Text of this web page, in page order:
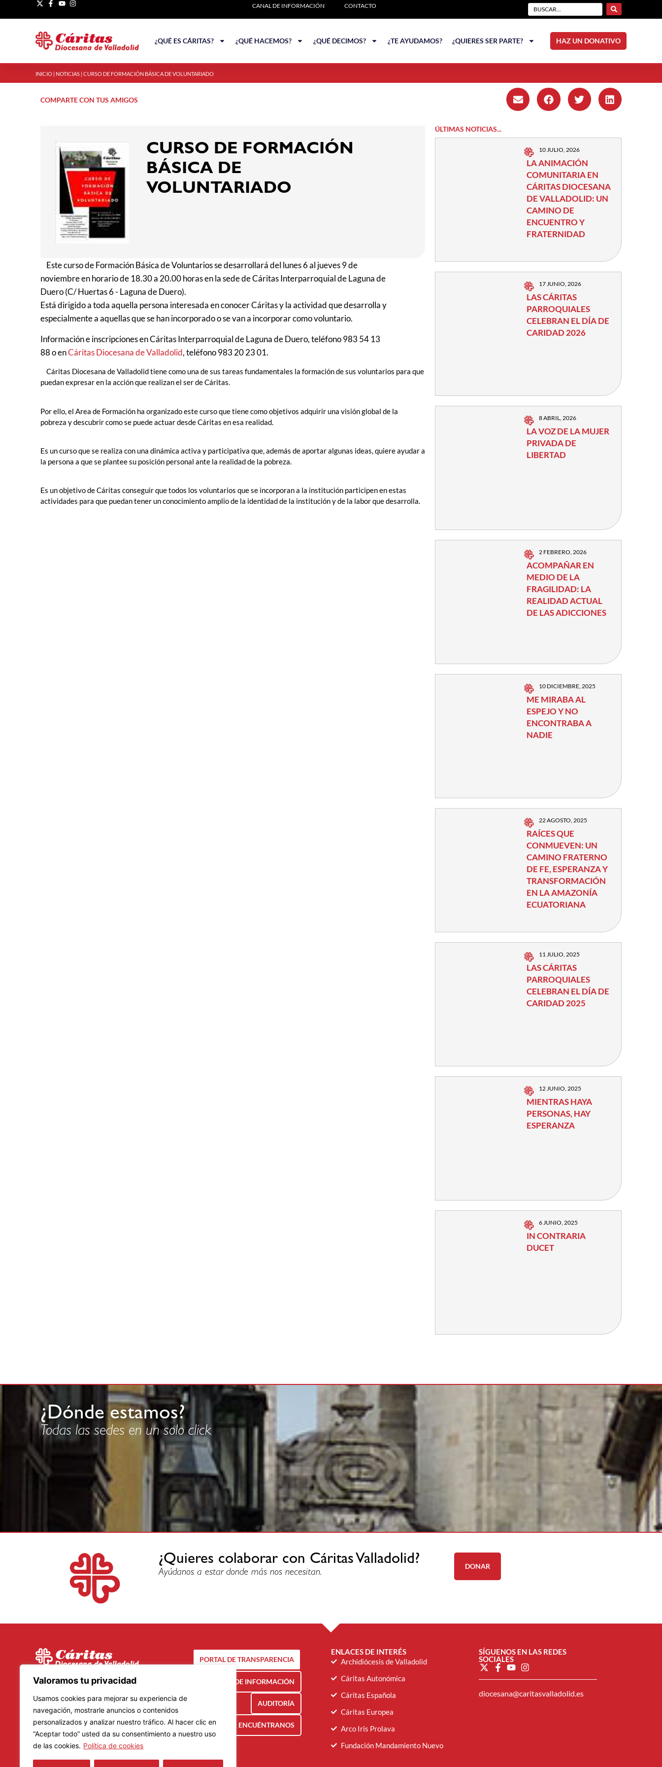
Valoramos tu privacidad
Usamos cookies para mejorar su experiencia de
navegación, mostrarle anuncios o contenidos
personalizados y analizar nuestro tráfico. Al hacer clic en
“Aceptar todo” usted da su consentimiento a nuestro uso
de las cookies. Política de cookies
CANAL DE INFORMACIÓN CONTACTO
¿QUÉ ES CÁRITAS? ¿QUÉ HACEMOS? ¿QUÉ DECIMOS? ¿TE AYUDAMOS? ¿QUIERES SER PARTE? HAZ UN DONATIVO
INICIO | NOTICIAS | CURSO DE FORMACIÓN BÁSICA DE VOLUNTARIADO
COMPARTE CON TUS AMIGOS
CURSO DE FORMACIÓN
BÁSICA DE
VOLUNTARIADO
Este curso de Formación Básica de Voluntarios se desarrollará del lunes 6 al jueves 9 de
noviembre en horario de 18.30 a 20.00 horas en la sede de Cáritas Interparroquial de Laguna de
Duero (C/ Huertas 6 - Laguna de Duero).
Está dirigido a toda aquella persona interesada en conocer Cáritas y la actividad que desarrolla y
especialmente a aquellas que se han incorporado o se van a incorporar como voluntario.
Información e inscripciones en Cáritas Interparroquial de Laguna de Duero, teléfono 983 54 13
88 o enCáritas Diocesana de Valladolid, teléfono 983 20 23 01.
Cáritas Diocesana de Valladolid tiene como una de sus tareas fundamentales la formación de sus voluntarios para que
puedan expresar en la acción que realizan el ser de Cáritas.
Por ello, el Area de Formación ha organizado este curso que tiene como objetivos adquirir una visión global de la
pobreza y descubrir como se puede actuar desde Cáritas en esa realidad.
Es un curso que se realiza con una dinámica activa y participativa que, además de aportar algunas ideas, quiere ayudar a
la persona a que se plantee su posición personal ante la realidad de la pobreza.
Es un objetivo de Cáritas conseguir que todos los voluntarios que se incorporan a la institución participen en estas
actividades para que puedan tener un conocimiento amplio de la identidad de la institución y de la labor que desarrolla.
ÚLTIMAS NOTICIAS...
10 JULIO, 2026
LA ANIMACIÓN
COMUNITARIA EN
CÁRITAS DIOCESANA
DE VALLADOLID: UN
CAMINO DE
ENCUENTRO Y
FRATERNIDAD
17 JUNIO, 2026
LAS CÁRITAS
PARROQUIALES
CELEBRAN EL DÍA DE
CARIDAD 2026
8 ABRIL, 2026
LA VOZ DE LA MUJER
PRIVADA DE
LIBERTAD
2 FEBRERO, 2026
ACOMPAÑAR EN
MEDIO DE LA
FRAGILIDAD: LA
REALIDAD ACTUAL
DE LAS ADICCIONES
10 DICIEMBRE, 2025
ME MIRABA AL
ESPEJO Y NO
ENCONTRABA A
NADIE
22 AGOSTO, 2025
RAÍCES QUE
CONMUEVEN: UN
CAMINO FRATERNO
DE FE, ESPERANZA Y
TRANSFORMACIÓN
EN LA AMAZONÍA
ECUATORIANA
11 JULIO, 2025
LAS CÁRITAS
PARROQUIALES
CELEBRAN EL DÍA DE
CARIDAD 2025
12 JUNIO, 2025
MIENTRAS HAYA
PERSONAS, HAY
ESPERANZA
6 JUNIO, 2025
IN CONTRARIA
DUCET
¿Dónde estamos?
Todas las sedes en un solo click
¿Quieres colaborar con Cáritas Valladolid?
Ayúdanos a estar donde más nos necesitan.
DONAR
47002 – Valladolid
Teléfono: 983 20 23 01
Lunes a Viernes
Mañanas: De 9.00 a 14.00 horas
Tardes: De 16.00 a 19.00 horas
PORTAL DE TRANSPARENCIA
CANAL DE INFORMACIÓN
AUDITORÍA
ENCUÉNTRANOS
ENLACES DE INTERÉS
Archidiócesis de Valladolid
Cáritas Autonómica
Cáritas Española
Cáritas Europea
Arco Iris Prolava
Fundación Mandamiento Nuevo
SÍGUENOS EN LAS REDES
SOCIALES
diocesana@caritasvalladolid.es